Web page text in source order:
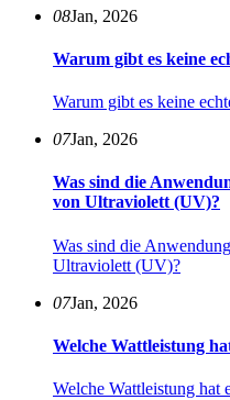
08Jan, 2026
Warum gibt es keine
Warum gibt es keine
07Jan, 2026
Was sind die
von Ultraviolett (UV)?
Was sind die
Ultraviolett (UV)?
07Jan, 2026
Welche Wattleistung
Welche Wattleistung hat